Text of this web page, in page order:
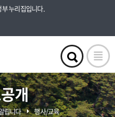
누리집입니다.
개
립니다 행사/교육